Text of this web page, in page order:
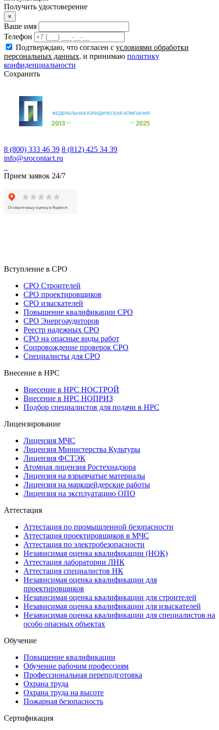
Получить удостоверение
×
Ваше имя
Телефон
Подтверждаю, что согласен с условиями обработки
персональных данных. и принимаю политику
конфиденциальности
Сохранить
8 (800) 333 46 39 8 (812) 425 34 39
info@srocontact.ru
Прием заявок 24/7
Вступление в СРО
СРО Строителей
СРО проектировщиков
СРО изыскателей
Повышение квалификации СРО
СРО Энергоаудиторов
Реестр надежных СРО
СРО на опасные виды работ
Сопровождение проверок СРО
Специалисты для СРО
Внесение в НРС
Внесение в НРС НОСТРОЙ
Внесение в НРС НОПРИЗ
Подбор специалистов для подачи в НРС
Лицензирование
Лицензия МЧС
Лицензия Министерства Культуры
Лицензия ФСТЭК
Атомная лицензия Ростехнадзора
Лицензия на взрывчатые материалы
Лицензия на маркшейдерские работы
Лицензия на эксплуатацию ОПО
Аттестация
Аттестация по промышленной безопасности
Аттестация проектировщиков в МЧС
Аттестация по электробезопасности
Независимая оценка квалификации (НОК)
Аттестация лаборатории ЛНК
Аттестация специалистов НК
Независимая оценка квалификации для
проектировщиков
Независимая оценка квалификации для строителей
Независимая оценка квалификации для изыскателей
Независимая оценка квалификации для специалистов на
особо опасных объектах
Обучение
Повышение квалификации
Обучение рабочим профессиям
Профессиональная переподготовка
Охрана труда
Охрана труда на высоте
Пожарная безопасность
Сертификация